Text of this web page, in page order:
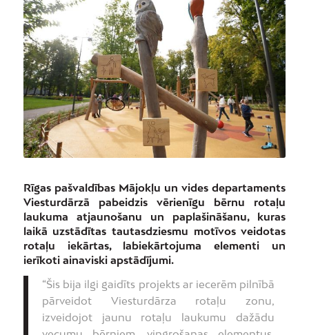
Rīgas pašvaldības Mājokļu un vides departaments
Viesturdārzā pabeidzis vērienīgu bērnu rotaļu
laukuma atjaunošanu un paplašināšanu, kuras
laikā uzstādītas tautasdziesmu motīvos veidotas
rotaļu iekārtas, labiekārtojuma elementi un
ierīkoti ainaviski apstādījumi.
“Šis bija ilgi gaidīts projekts ar iecerēm pilnībā
pārveidot Viesturdārza rotaļu zonu,
izveidojot jaunu rotaļu laukumu dažādu